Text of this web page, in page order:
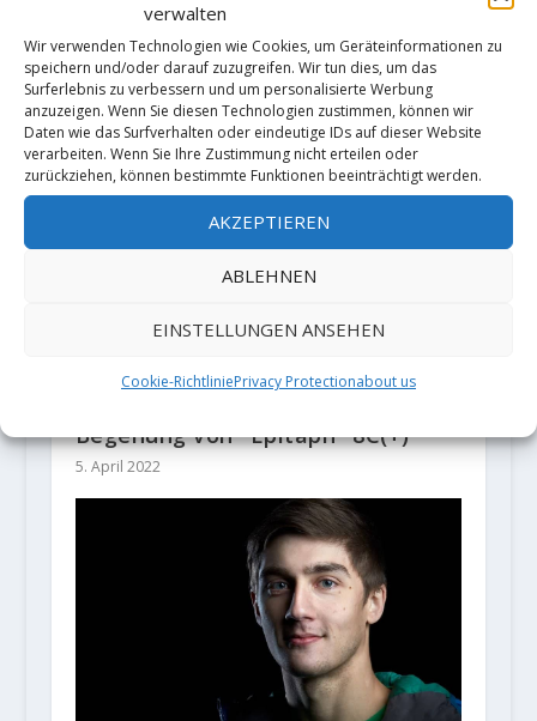
verwalten
Wir verwenden Technologien wie Cookies, um Geräteinformationen zu
speichern und/oder darauf zuzugreifen. Wir tun dies, um das
Surferlebnis zu verbessern und um personalisierte Werbung
anzuzeigen. Wenn Sie diesen Technologien zustimmen, können wir
Daten wie das Surfverhalten oder eindeutige IDs auf dieser Website
verarbeiten. Wenn Sie Ihre Zustimmung nicht erteilen oder
zurückziehen, können bestimmte Funktionen beeinträchtigt werden.
AKZEPTIEREN
ABLEHNEN
EINSTELLUNGEN ANSEHEN
Cookie-RichtliniePrivacy Protectionabout us
Nacho Sánchez meldet die erste
Begehung von "Demogordo"
(8B+/C) in La Collada de Quirós
11. Dezember 2018
Begehung von "Epitaph" 8C(+)
5. April 2022